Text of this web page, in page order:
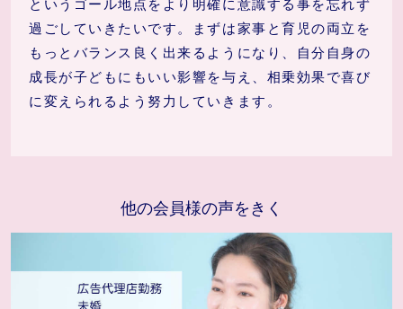
というゴール地点をより明確に意識する事を忘れず
過ごしていきたいです。まずは家事と育児の両立を
もっとバランス良く出来るようになり、自分自身の
成長が子どもにもいい影響を与え、相乗効果で喜び
に変えられるよう努力していきます。
他の会員様の声をきく